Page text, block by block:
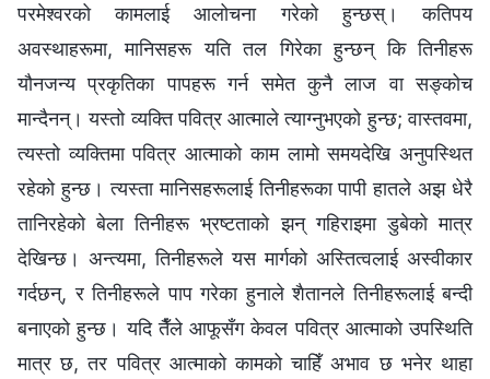
परमेश्‍वरको कामलाई आलोचना गरेको हुन्छस्। कतिपय
अवस्थाहरूमा, मानिसहरू यति तल गिरेका हुन्छन् कि तिनीहरू
यौनजन्य प्रकृतिका पापहरू गर्न समेत कुनै लाज वा सङ्कोच
मान्दैनन्। यस्तो व्यक्ति पवित्र आत्माले त्याग्‍नुभएको हुन्छ; वास्तवमा,
त्यस्तो व्यक्तिमा पवित्र आत्माको काम लामो समयदेखि अनुपस्थित
रहेको हुन्छ। त्यस्ता मानिसहरूलाई तिनीहरूका पापी हातले अझ धेरै
तानिरहेको बेला तिनीहरू भ्रष्टताको झन् गहिराइमा डुबेको मात्र
देखिन्छ। अन्त्यमा, तिनीहरूले यस मार्गको अस्तित्वलाई अस्वीकार
गर्दछन्, र तिनीहरूले पाप गरेका हुनाले शैतानले तिनीहरूलाई बन्दी
बनाएको हुन्छ। यदि तैँले आफूसँग केवल पवित्र आत्माको उपस्थिति
मात्र छ, तर पवित्र आत्माको कामको चाहिँ अभाव छ भनेर थाहा